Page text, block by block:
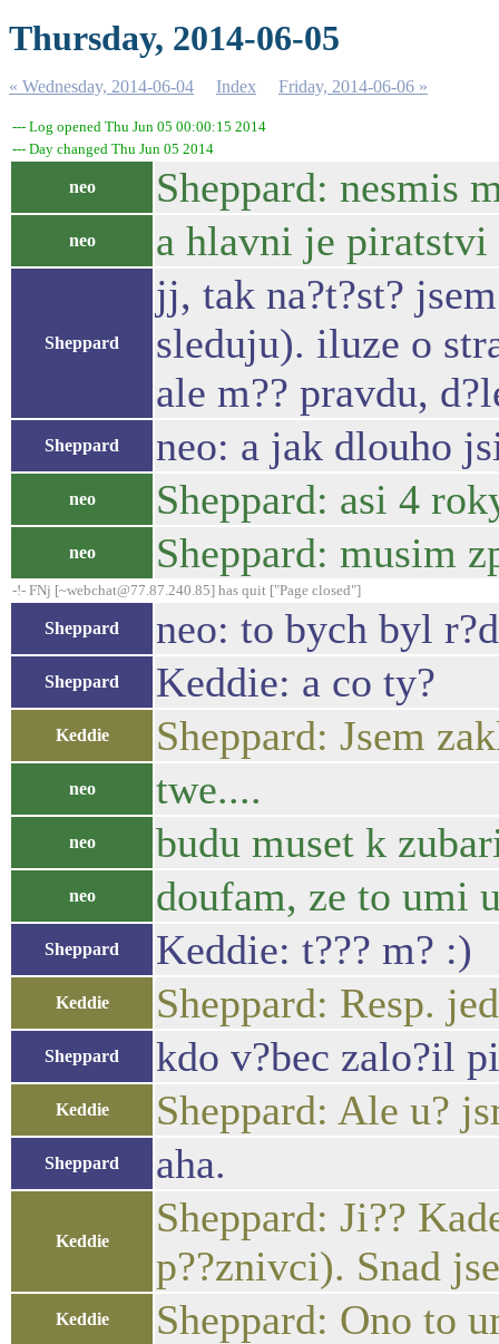
Thursday, 2014-06-05
« Wednesday, 2014-06-04 Index Friday, 2014-06-06 »
--- Log opened Thu Jun 05 00:00:15 2014
--- Day changed Thu Jun 05 2014
neo Sheppard: nesmis
neo a hlavni je piratstvi
Sheppard
jj, tak na?t?st?
sleduju). iluze o
ale m?? pravdu,
Sheppard neo: a jak dlouho
neo Sheppard: asi 4
neo Sheppard: musim
-!- FNj [~webchat@77.87.240.85] has quit ["Page closed"]
Sheppard neo: to bych byl
Sheppard Keddie: a co ty?
Keddie Sheppard: Jsem
neo twe....
neo budu muset k
neo doufam, ze to umi
Sheppard Keddie: t??? m? :)
Keddie Sheppard: Resp.
Sheppard kdo v?bec zalo?il
Keddie Sheppard: Ale u?
Sheppard aha.
Keddie
Sheppard: Ji??
p??znivci). Snad
Keddie Sheppard: Ono to